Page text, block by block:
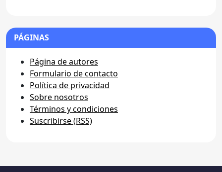
PÁGINAS
Página de autores
Formulario de contacto
Política de privacidad
Sobre nosotros
Términos y condiciones
Suscribirse (RSS)